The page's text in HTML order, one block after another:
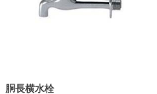
胴長横水栓